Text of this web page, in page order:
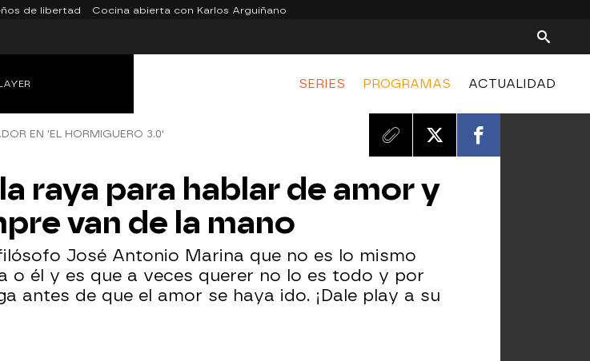
de libertad Cocina abierta con Karlos Arguiñano
SERIES PROGRAMAS ACTUALIDAD
EN 'EL HORMIGUERO 3.0'
raya para hablar de amor y
van de la mano
José Antonio Marina que no es lo mismo
o él y es que a veces querer no lo es todo y por
antes de que el amor se haya ido. ¡Dale play a su